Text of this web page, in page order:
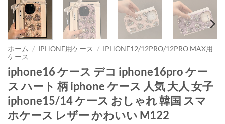
ホーム / IPHONE用ケース / IPHONE12/12PRO/12PRO MAX用
ケース
iphone16 ケース デコ iphone16pro ケー
ス ハート 柄 iphone ケース 人気 大人 女子
iphone15/14 ケース おしゃれ 韓国 スマ
ホケース レザー かわいい M122